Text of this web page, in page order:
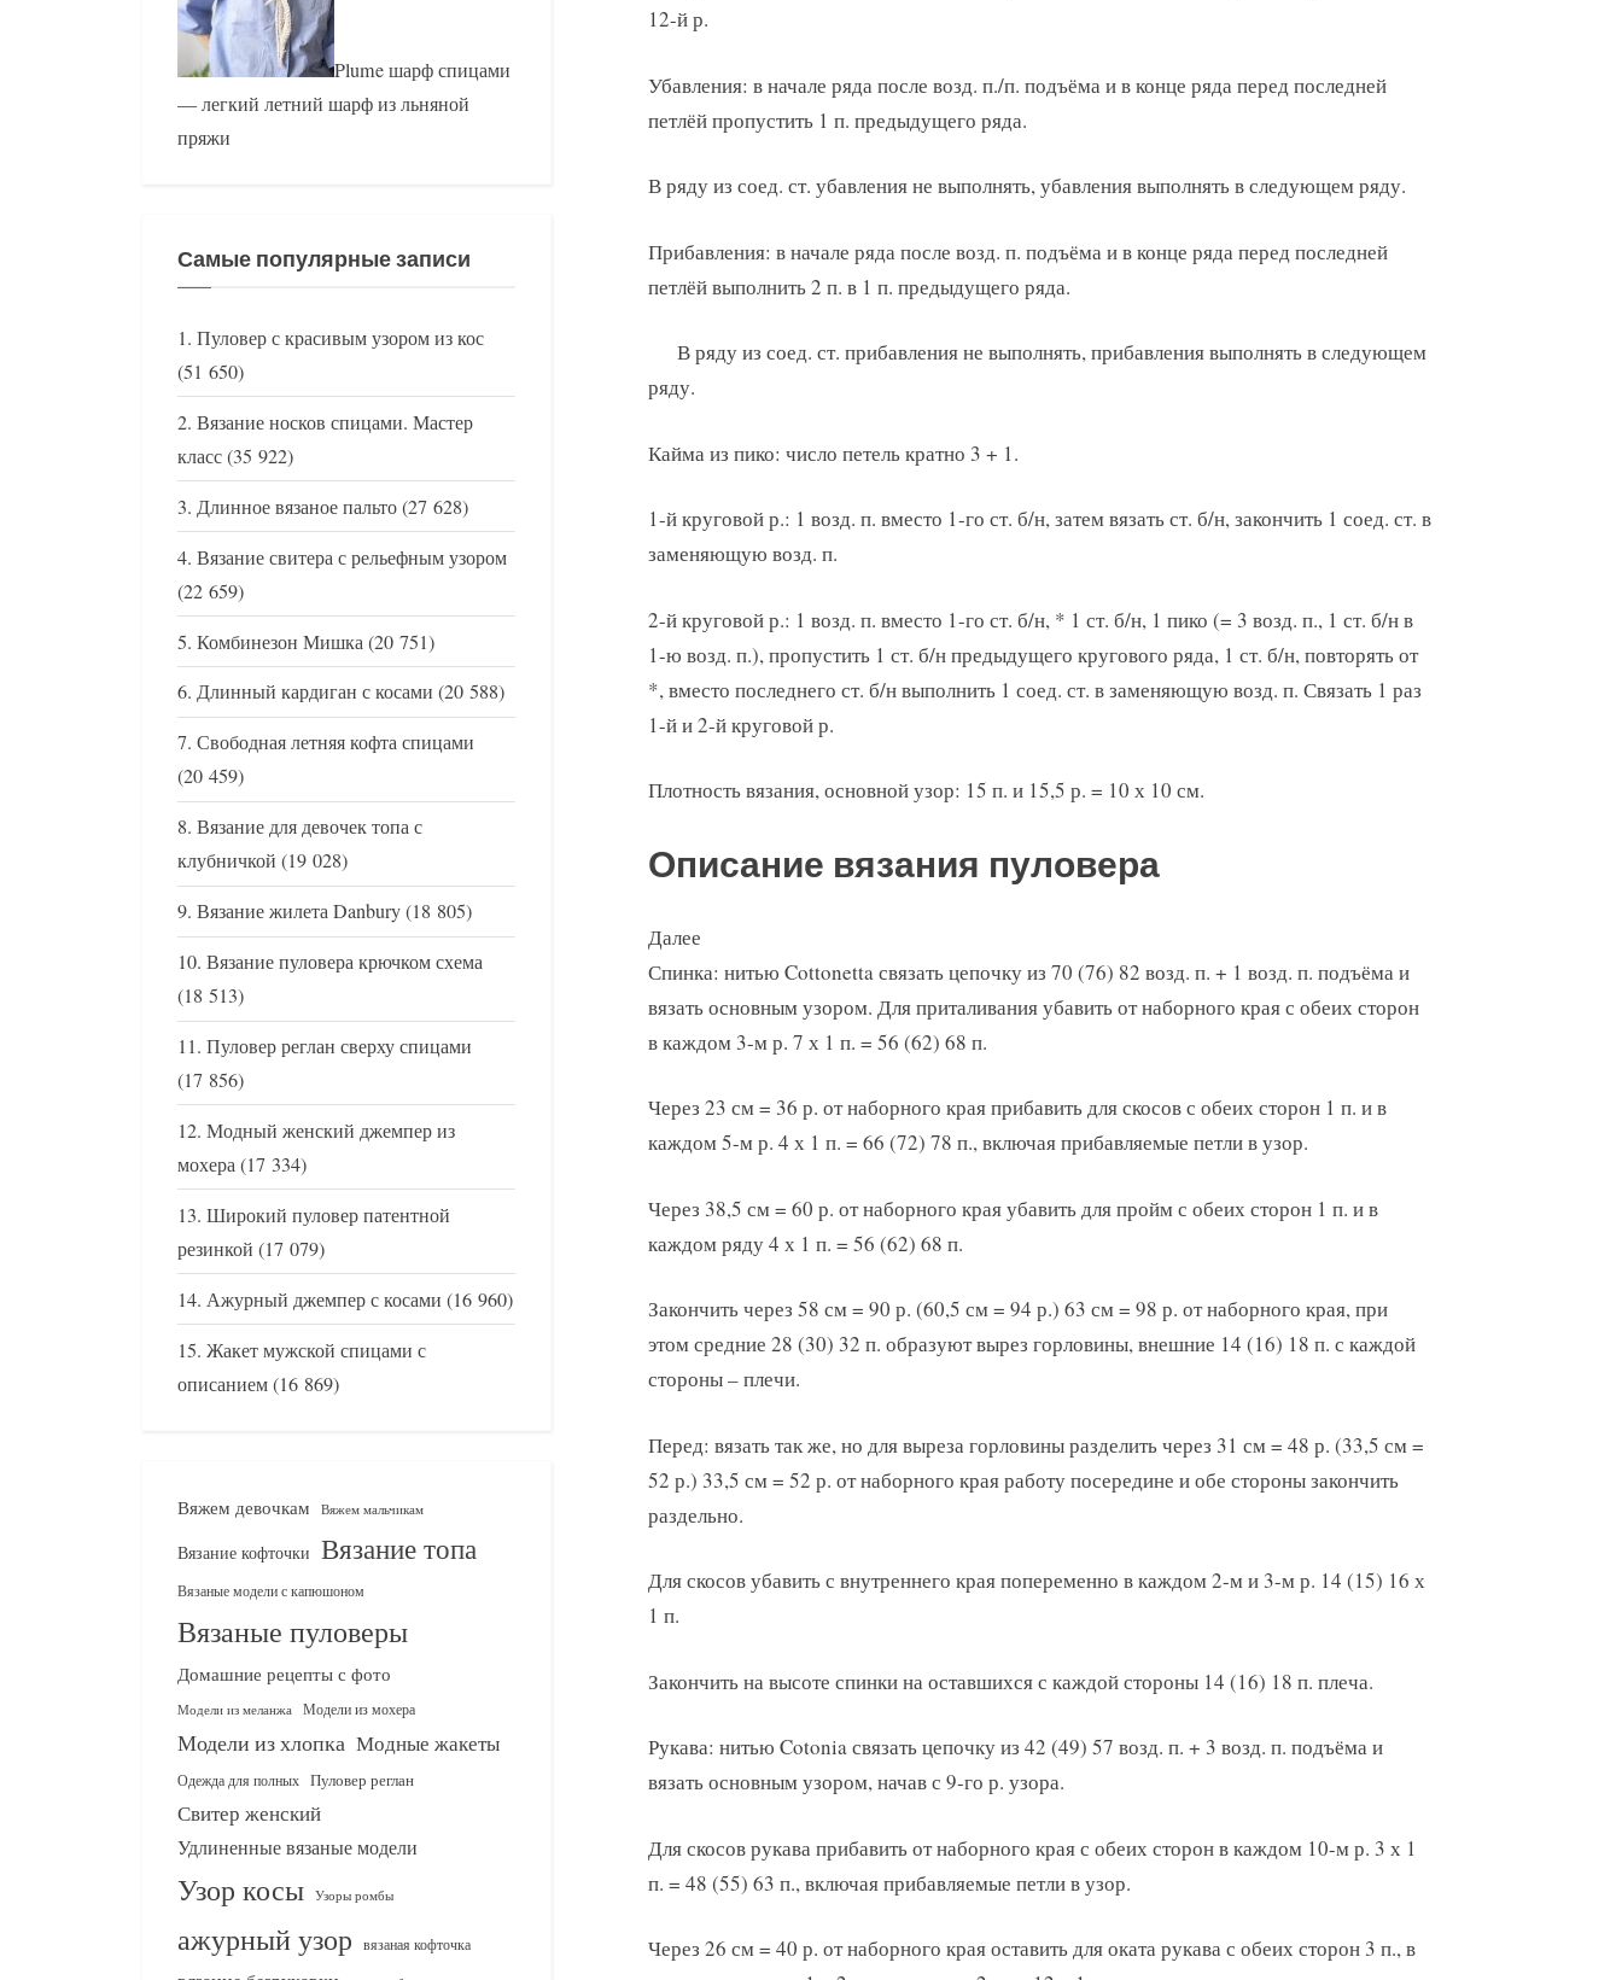
12-й р.
Убавления: в начале ряда после возд. п./п. подъёма и в конце ряда перед последней
петлёй пропустить 1 п. предыдущего ряда.
В ряду из соед. ст. убавления не выполнять, убавления выполнять в следующем ряду.
Прибавления: в начале ряда после возд. п. подъёма и в конце ряда перед последней
петлёй выполнить 2 п. в 1 п. предыдущего ряда.
В ряду из соед. ст. прибавления не выполнять, прибавления выполнять в следующем
ряду.
Кайма из пико: число петель кратно 3 + 1.
1-й круговой р.: 1 возд. п. вместо 1-го ст. б/н, затем вязать ст. б/н, закончить 1 соед. ст. в
заменяющую возд. п.
2-й круговой р.: 1 возд. п. вместо 1-го ст. б/н, * 1 ст. б/н, 1 пико (= 3 возд. п., 1 ст. б/н в
1-ю возд. п.), пропустить 1 ст. б/н предыдущего кругового ряда, 1 ст. б/н, повторять от
*, вместо последнего ст. б/н выполнить 1 соед. ст. в заменяющую возд. п. Связать 1 раз
1-й и 2-й круговой р.
Плотность вязания, основной узор: 15 п. и 15,5 р. = 10 х 10 см.
Описание вязания пуловера
Далее
Спинка: нитью Cottonetta связать цепочку из 70 (76) 82 возд. п. + 1 возд. п. подъёма и
вязать основным узором. Для приталивания убавить от наборного края с обеих сторон
в каждом 3-м р. 7 х 1 п. = 56 (62) 68 п.
Через 23 см = 36 р. от наборного края прибавить для скосов с обеих сторон 1 п. и в
каждом 5-м р. 4 х 1 п. = 66 (72) 78 п., включая прибавляемые петли в узор.
Через 38,5 см = 60 р. от наборного края убавить для пройм с обеих сторон 1 п. и в
каждом ряду 4 х 1 п. = 56 (62) 68 п.
Закончить через 58 см = 90 р. (60,5 см = 94 р.) 63 см = 98 р. от наборного края, при
этом средние 28 (30) 32 п. образуют вырез горловины, внешние 14 (16) 18 п. с каждой
стороны – плечи.
Перед: вязать так же, но для выреза горловины разделить через 31 см = 48 р. (33,5 см =
52 р.) 33,5 см = 52 р. от наборного края работу посередине и обе стороны закончить
раздельно.
Для скосов убавить с внутреннего края попеременно в каждом 2-м и 3-м р. 14 (15) 16 х
1 п.
Закончить на высоте спинки на оставшихся с каждой стороны 14 (16) 18 п. плеча.
Рукава: нитью Cotonia связать цепочку из 42 (49) 57 возд. п. + 3 возд. п. подъёма и
вязать основным узором, начав с 9-го р. узора.
Для скосов рукава прибавить от наборного края с обеих сторон в каждом 10-м р. 3 х 1
п. = 48 (55) 63 п., включая прибавляемые петли в узор.
Через 26 см = 40 р. от наборного края оставить для оката рукава с обеих сторон 3 п., в
Plume шарф спицами
— легкий летний шарф из льняной
пряжи
Самые популярные записи
Пуловер с красивым узором из кос
(51 650)
Вязание носков спицами. Мастер
класс(35 922)
Длинное вязаное пальто(27 628)
Вязание свитера с рельефным узором
(22 659)
Комбинезон Мишка(20 751)
Длинный кардиган с косами (20 588)
Свободная летняя кофта спицами
(20 459)
Вязание для девочек топа с
клубничкой (19 028)
Вязание жилета Danbury(18 805)
Вязание пуловера крючком схема
(18 513)
Пуловер реглан сверху спицами
(17 856)
Модный женский джемпер из
мохера(17 334)
Широкий пуловер патентной
резинкой (17 079)
Ажурный джемпер с косами (16 960)
Жакет мужской спицами с
описанием(16 869)
Вяжем девочкам Вяжем мальчикам
Вязание кофточки Вязание топа
Вязаные модели с капюшоном
Вязаные пуловеры
Домашние рецепты с фото
Модели из меланжа Модели из мохера
Модели из хлопка Модные жакеты
Одежда для полных Пуловер реглан
Свитер женский
Удлиненные вязаные модели
Узор косы Узоры ромбы
ажурный узор вязаная кофточка